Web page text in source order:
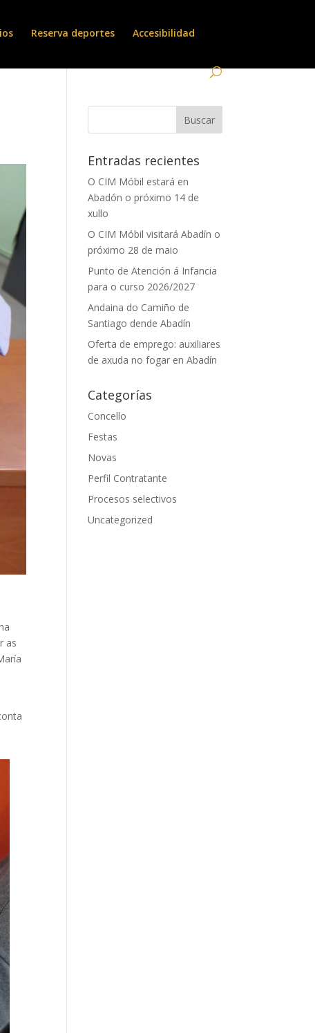
Reserva deportes Accesibilidad
as
Entradas recientes
O CIM Móbil estará en
Abadón o próximo 14 de
xullo
O CIM Móbil visitará Abadín o
próximo 28 de maio
Punto de Atención á Infancia
para o curso 2026/2027
Andaina do Camiño de
Santiago dende Abadín
Oferta de emprego: auxiliares
de axuda no fogar en Abadín
Categorías
Concello
Festas
Novas
Perfil Contratante
Procesos selectivos
Uncategorized